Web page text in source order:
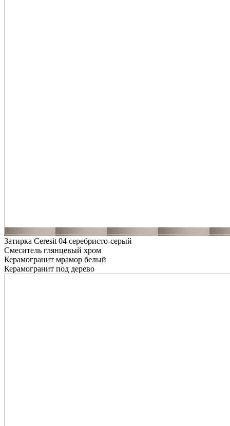
Затирка Ceresit 04 серебристо-серый
Смеситель глянцевый хром
Керамогранит мрамор белый
Керамогранит под дерево